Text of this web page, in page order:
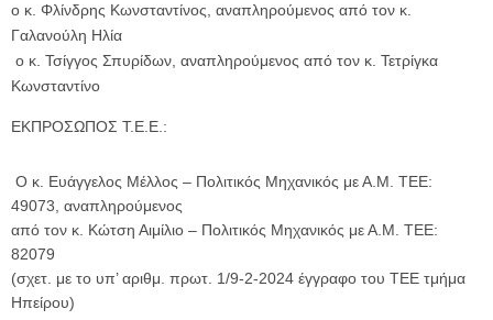
ο κ. Φλίνδρης Κωνσταντίνος, αναπληρούμενος από τον κ.
Γαλανούλη Ηλία
ο κ. Τσίγγος Σπυρίδων, αναπληρούμενος από τον κ. Τετρίγκα
Κωνσταντίνο
ΕΚΠΡΟΣΩΠΟΣ Τ.Ε.Ε.:
Ο κ. Ευάγγελος Μέλλος – Πολιτικός Μηχανικός με Α.Μ. ΤΕΕ:
49073, αναπληρούμενος
από τον κ. Κώτση Αιμίλιο – Πολιτικός Μηχανικός με Α.Μ. ΤΕΕ:
82079
(σχετ. με το υπ’ αριθμ. πρωτ. 1/9-2-2024 έγγραφο του ΤΕΕ τμήμα
Ηπείρου)